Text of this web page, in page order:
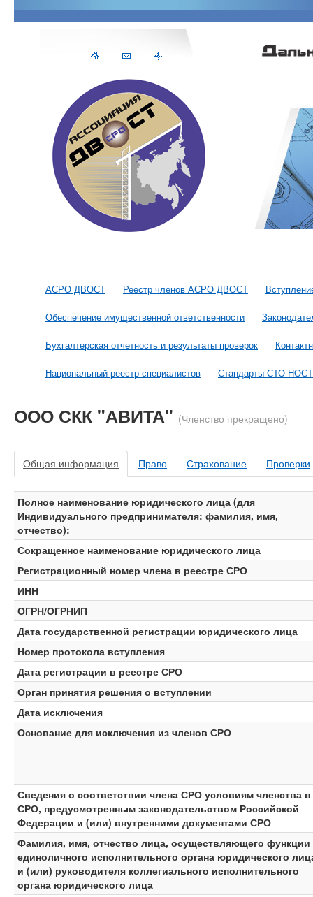
АСРО ДВОСТ Реестр членов АСРО ДВОСТ
Обеспечение имущественной ответственности
Бухгалтерская отчетность и результаты проверок
Национальный реестр специалистов Стандарты СТО
ООО СКК "АВИТА" (Членство прекращено)
Общая информация Право Страхование Проверки
Полное наименование юридического лица (для
Индивидуального предпринимателя: фамилия, имя,
отчество):
Сокращенное наименование юридического лица
Регистрационный номер члена в реестре СРО
ИНН
ОГРН/ОГРНИП
Дата государственной регистрации юридического лица
Номер протокола вступления
Дата регистрации в реестре СРО
Орган принятия решения о вступлении
Дата исключения
Основание для исключения из членов СРО
Сведения о соответствии члена СРО условиям членства в
СРО, предусмотренным законодательством Российской
Федерации и (или) внутренними документами СРО
Фамилия, имя, отчество лица, осуществляющего функции
единоличного исполнительного органа юридического
и (или) руководителя коллегиального исполнительного
органа юридического лица